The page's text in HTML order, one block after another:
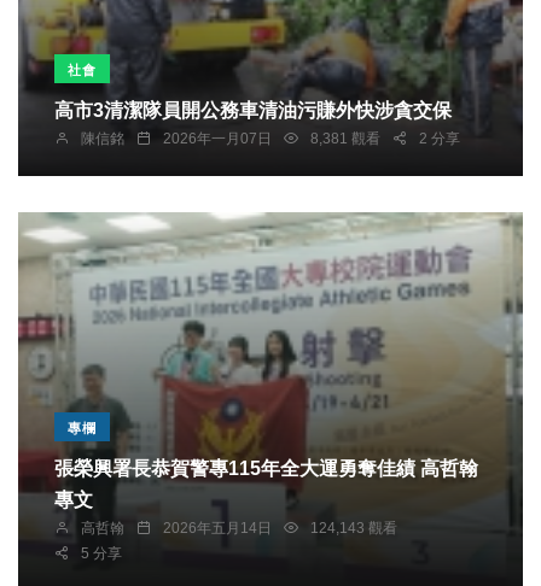
社會
高市3清潔隊員開公務車清油污賺外快涉貪交保
陳信銘 2026年一月07日 8,381 觀看 2 分享
專欄
張榮興署長恭賀警專115年全大運勇奪佳績 高哲翰
專文
高哲翰 2026年五月14日
124,143 觀看
5 分享